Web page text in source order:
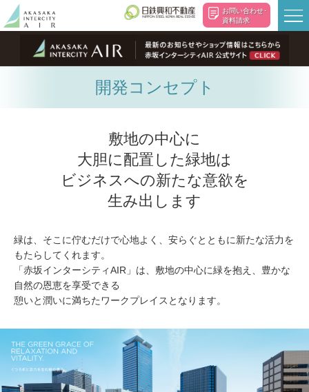
お問い合わせ･
資料請求
開発コンセプト
敷地の中心に
大胆に配置した緑地は
ビジネスへの新たな意欲を
生み出します
緑は、そこに佇むだけで心地よく、安らぐとともに新たな活力を
もたらしてくれます。
「赤坂インターシティAIR」は、敷地の中心に緑を抱え、豊かな
自然の恩恵を享受できる
憩いと潤いに満ちたワークプレイスとなります。